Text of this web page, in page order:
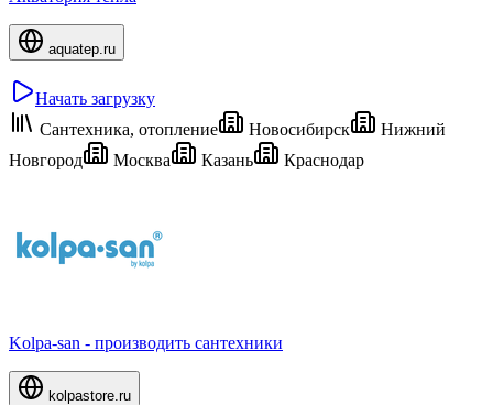
aquatep.ru
Начать загрузку
Сантехника, отопление
Новосибирск
Нижний
Новгород
Москва Казань Краснодар
Kolpa-san - производить сантехники
kolpastore.ru